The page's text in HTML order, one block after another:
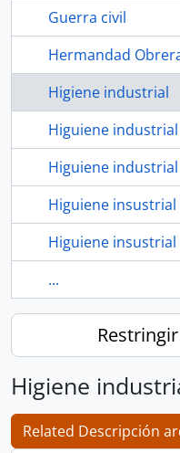
Guerra civil
Hermandad
Higiene industrial
Higuiene industrial
Higuiene industrial
Higuiene insustrial
Higuiene insustrial
...
Higiene
Related Descripción